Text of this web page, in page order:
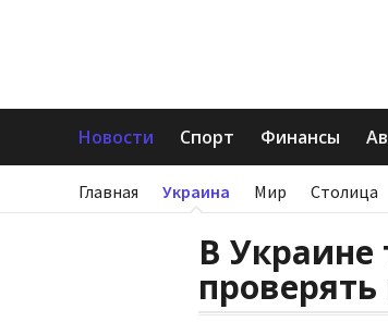
Новости Спорт Финансы
Главная Украина Мир Столица
В